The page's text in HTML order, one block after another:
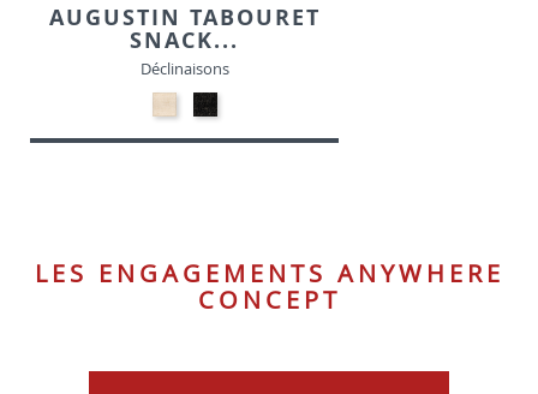
AUGUSTIN TABOURET
SNACK...
Déclinaisons
24-
Beige
-
24-
Noir
-
LES ENGAGEMENTS ANYWHERE
CONCEPT